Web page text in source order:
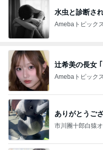
水虫と診断さ
Amebaトピックス
辻希美の長女
Amebaトピックス
ありがとうご
市川團十郎白猿